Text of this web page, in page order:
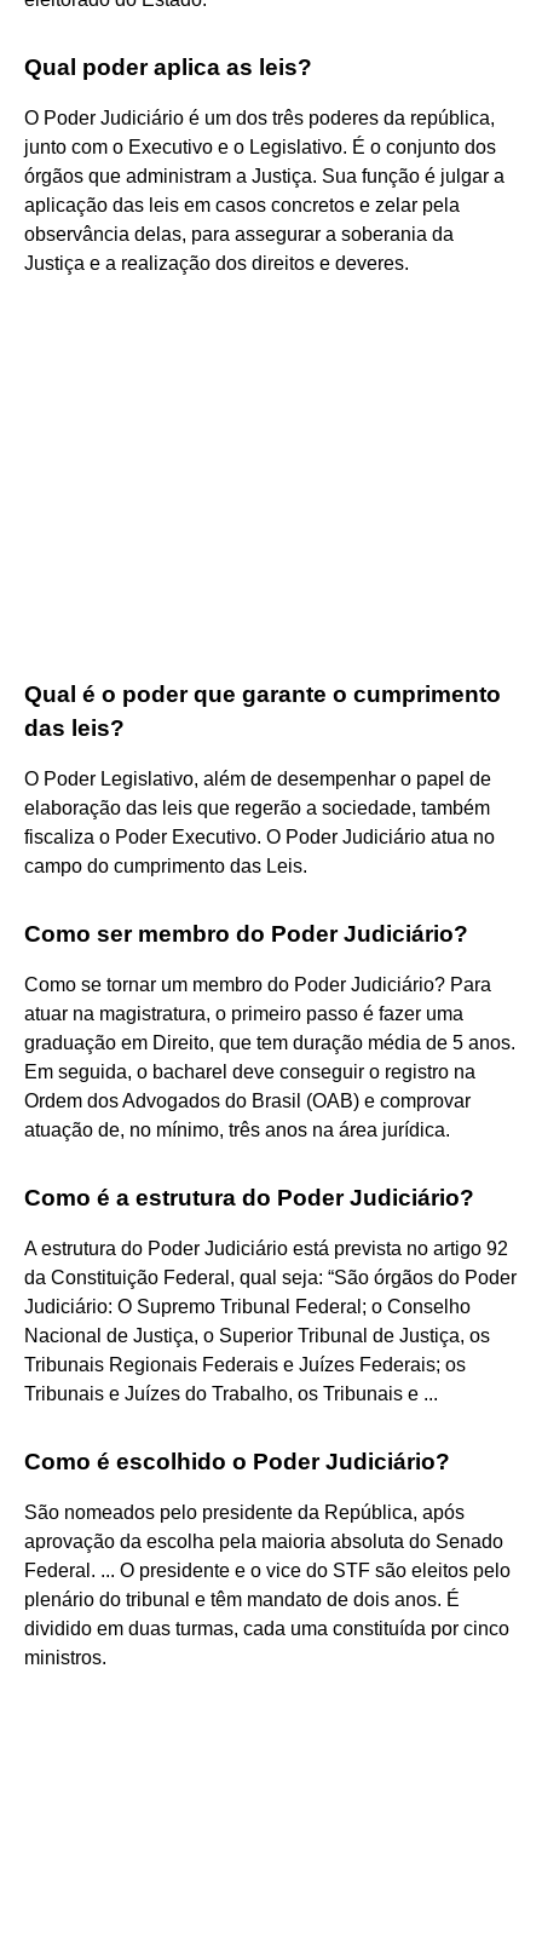
Qual poder aplica as leis?
O Poder Judiciário é um dos três poderes da república,
junto com o Executivo e o Legislativo. É o conjunto dos
órgãos que administram a Justiça. Sua função é julgar a
aplicação das leis em casos concretos e zelar pela
observância delas, para assegurar a soberania da
Justiça e a realização dos direitos e deveres.
Qual é o poder que garante o cumprimento
das leis?
O Poder Legislativo, além de desempenhar o papel de
elaboração das leis que regerão a sociedade, também
fiscaliza o Poder Executivo. O Poder Judiciário atua no
campo do cumprimento das Leis.
Como ser membro do Poder Judiciário?
Como se tornar um membro do Poder Judiciário? Para
atuar na magistratura, o primeiro passo é fazer uma
graduação em Direito, que tem duração média de 5 anos.
Em seguida, o bacharel deve conseguir o registro na
Ordem dos Advogados do Brasil (OAB) e comprovar
atuação de, no mínimo, três anos na área jurídica.
Como é a estrutura do Poder Judiciário?
A estrutura do Poder Judiciário está prevista no artigo 92
da Constituição Federal, qual seja: “São órgãos do Poder
Judiciário: O Supremo Tribunal Federal; o Conselho
Nacional de Justiça, o Superior Tribunal de Justiça, os
Tribunais Regionais Federais e Juízes Federais; os
Tribunais e Juízes do Trabalho, os Tribunais e ...
Como é escolhido o Poder Judiciário?
São nomeados pelo presidente da República, após
aprovação da escolha pela maioria absoluta do Senado
Federal. ... O presidente e o vice do STF são eleitos pelo
plenário do tribunal e têm mandato de dois anos. É
dividido em duas turmas, cada uma constituída por cinco
ministros.